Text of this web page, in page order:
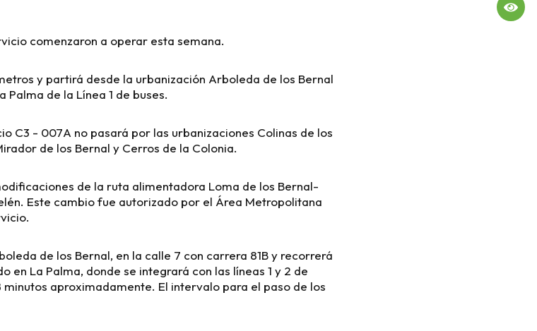
comenzaron a operar esta semana.
y partirá desde la urbanización Arboleda de los Bernal
de la Línea 1 de buses.
C3 - 007A no pasará por las urbanizaciones Colinas de los
de los Bernal y Cerros de la Colonia.
de la ruta alimentadora Loma de los Bernal-
Este cambio fue autorizado por el Área Metropolitana
de los Bernal, en la calle 7 con carrera 81B y recorrerá
en La Palma, donde se integrará con las líneas 1 y 2 de
aproximadamente. El intervalo para el paso de los